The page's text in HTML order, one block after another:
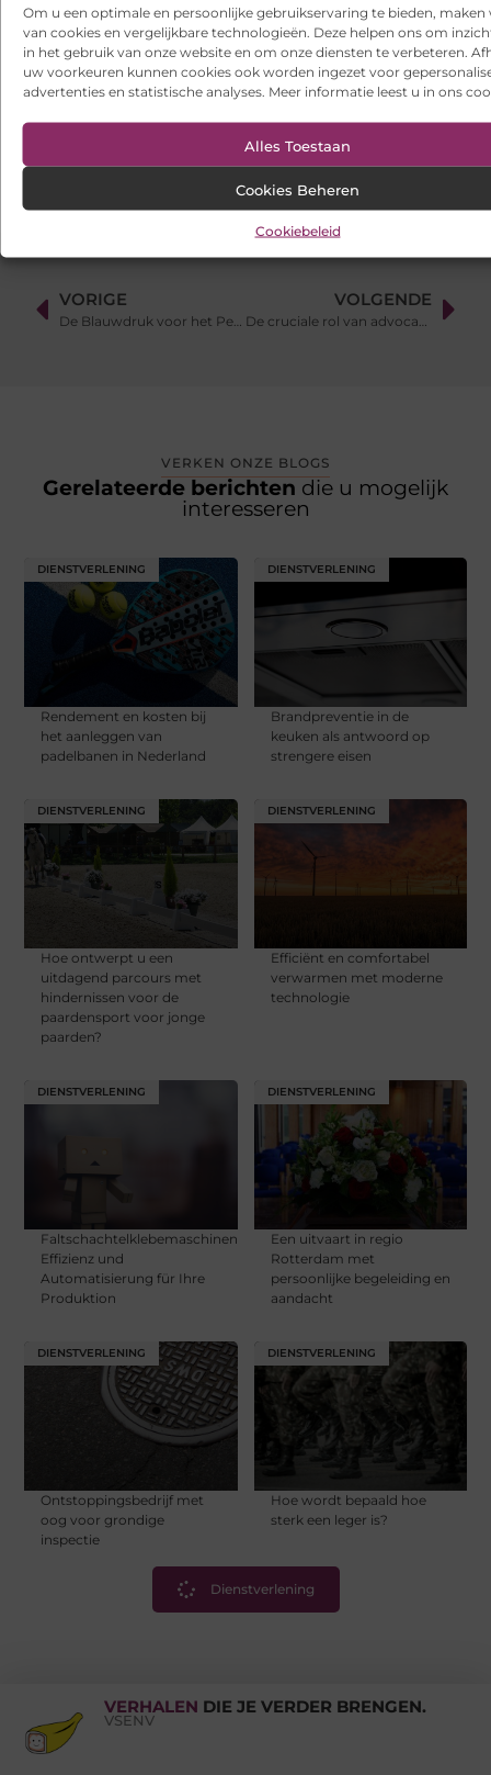
Om u een optimale en persoonlijke gebruikservaring te bieden, maken
van cookies en vergelijkbare technologieën. Deze helpen ons om
in het gebruik van onze website en om onze diensten te verbeteren.
uw voorkeuren kunnen cookies ook worden ingezet voor
advertenties en statistische analyses. Meer informatie leest u in ons
Alles Toestaan
Cookies Beheren
Cookiebeleid
onrustige periode
Websites laten maken: wat u moet weten voordat u begint
Ontdek het gemak van online vlees bestellen
Wielen kopen voor een soepel functionerende fotostudio
VORIGE
De Blauwdruk voor het Perfecte Springkussenfeest
VOLGENDE
De cruciale rol van advocaten in de rechtsstaat
VERKEN ONZE BLOGS
Gerelateerde berichten die u mogelijk
interesseren
DIENSTVERLENING
Rendement en kosten bij
het aanleggen van
padelbanen in Nederland
DIENSTVERLENING
Brandpreventie in de
keuken als antwoord op
strengere eisen
DIENSTVERLENING
Hoe ontwerpt u een
uitdagend parcours met
hindernissen voor de
paardensport voor jonge
paarden?
DIENSTVERLENING
Efficiënt en comfortabel
verwarmen met moderne
technologie
DIENSTVERLENING
Faltschachtelklebemaschinen:
Effizienz und
Automatisierung für Ihre
Produktion
DIENSTVERLENING
Een uitvaart in regio
Rotterdam met
persoonlijke begeleiding en
aandacht
DIENSTVERLENING
Ontstoppingsbedrijf met
oog voor grondige
inspectie
DIENSTVERLENING
Hoe wordt bepaald hoe
sterk een leger is?
Dienstverlening
VERHALEN DIE JE VERDER BRENGEN.
VSENV